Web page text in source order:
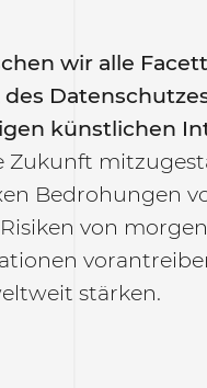
wir alle
künstlichen
Zukunft
Bedrohungen
von
stärken.